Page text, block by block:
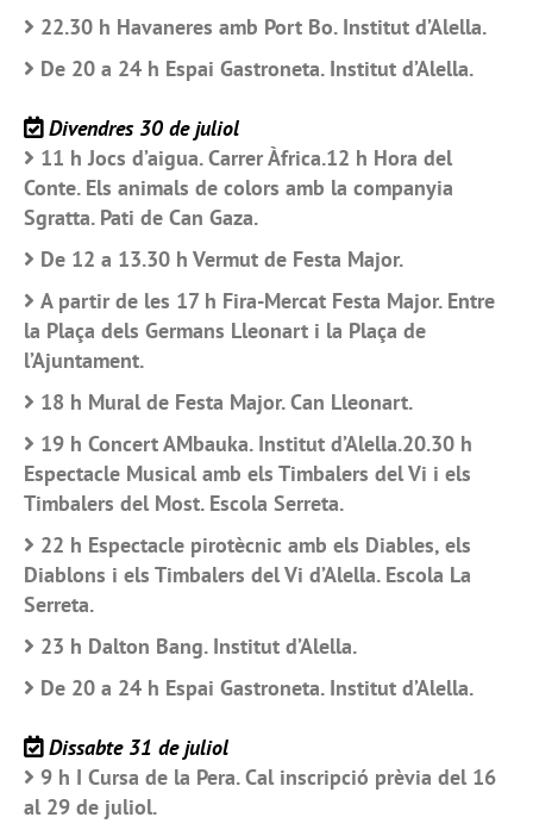
22.30 h Havaneres amb Port Bo. Institut d’Alella.
De 20 a 24 h Espai Gastroneta. Institut d’Alella.
Divendres 30 de juliol
11 h Jocs d’aigua. Carrer Àfrica.12 h Hora del
Conte. Els animals de colors amb la companyia
Sgratta. Pati de Can Gaza.
De 12 a 13.30 h Vermut de Festa Major.
A partir de les 17 h Fira-Mercat Festa Major. Entre
la Plaça dels Germans Lleonart i la Plaça de
l’Ajuntament.
18 h Mural de Festa Major. Can Lleonart.
19 h Concert AMbauka. Institut d’Alella.20.30 h
Espectacle Musical amb els Timbalers del Vi i els
Timbalers del Most. Escola Serreta.
22 h Espectacle pirotècnic amb els Diables, els
Diablons i els Timbalers del Vi d’Alella. Escola La
Serreta.
23 h Dalton Bang. Institut d’Alella.
De 20 a 24 h Espai Gastroneta. Institut d’Alella.
Dissabte 31 de juliol
9 h I Cursa de la Pera. Cal inscripció prèvia del 16
al 29 de juliol.